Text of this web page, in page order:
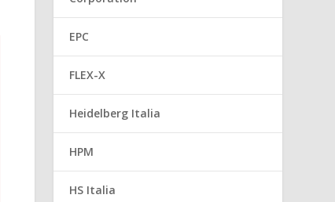
EPC
FLEX-X
Heidelberg Italia
HPM
HS Italia